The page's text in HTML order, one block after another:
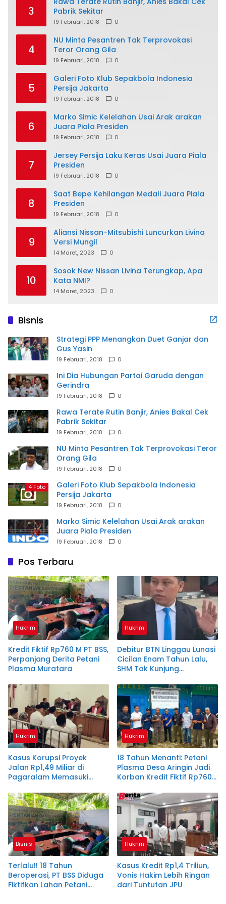
3
Pabrik Sekitar
19 Februari, 2018 0
4
NU Minta Pesantren Tak Terprovokasi
Teror Orang Gila
19 Februari, 2018 0
5
Galeri Foto Klub Sepakbola Indonesia
Persija Jakarta
19 Februari, 2018 0
6
Marko Simic Kelelahan Usai Arak arakan
Juara Piala Presiden
19 Februari, 2018 0
7
Jersey Persija Laku Keras Usai Juara Piala
Presiden
19 Februari, 2018 0
8
Saat Bepe Kehilangan Medali Juara Piala
Presiden
19 Februari, 2018 0
9
Aliansi Nissan-Mitsubishi Luncurkan Livina
Versi Mungil
14 Maret, 2023 0
10
Sosok New Nissan Livina Terungkap, Apa
Kata NMI?
14 Maret, 2023 0
Bisnis
Strategi PPP Menangkan Duet Ganjar dan
Gus Yasin
19 Februari, 2018 0
Ini Dia Hubungan Partai Garuda dengan
Gerindra
19 Februari, 2018 0
Rawa Terate Rutin Banjir, Anies Bakal Cek
Pabrik Sekitar
19 Februari, 2018 0
NU Minta Pesantren Tak Terprovokasi Teror
Orang Gila
19 Februari, 2018 0
4 Foto
Galeri Foto Klub Sepakbola Indonesia
Persija Jakarta
19 Februari, 2018 0
Marko Simic Kelelahan Usai Arak arakan
Juara Piala Presiden
19 Februari, 2018 0
Pos Terbaru
Hukrim
Kredit Fiktif Rp760 M PT BSS,
Perpanjang Derita Petani
Plasma Muratara
Hukrim
Debitur BTN Linggau Lunasi
Cicilan Enam Tahun Lalu,
SHM Tak Kunjung
Hukrim
Kasus Korupsi Proyek
Jalan Rp1,49 Miliar di
Pagaralam Memasuki
Terdakwa Dituntut 2,5
Tahun Penjara
Hukrim
18 Tahun Menanti: Petani
Plasma Desa Aringin Jadi
Korban Kredit Fiktif Rp760
Bisnis
Terlalu!! 18 Tahun
Beroperasi, PT BSS Diduga
Fiktifkan Lahan Petani
Hukrim
Kasus Kredit Rp1,4 Triliun,
Vonis Hakim Lebih Ringan
dari Tuntutan JPU